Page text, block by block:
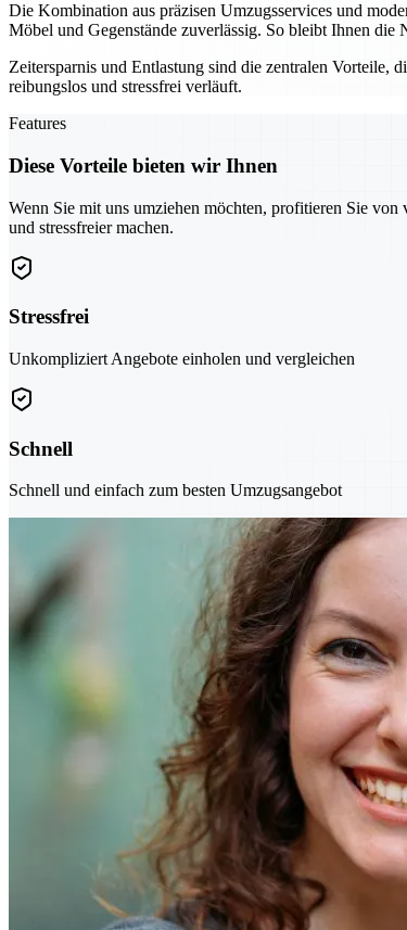
Die Kombination aus präzisen Umzugsservices und
Möbel und Gegenstände zuverlässig. So bleibt Ihnen die
Zeitersparnis und Entlastung sind die zentralen Vorteile,
reibungslos und stressfrei verläuft.
Features
Diese Vorteile bieten wir Ihnen
Wenn Sie mit uns umziehen möchten, profitieren Sie
und stressfreier machen.
Stressfrei
Unkompliziert Angebote einholen und vergleichen
Schnell
Schnell und einfach zum besten Umzugsangebot